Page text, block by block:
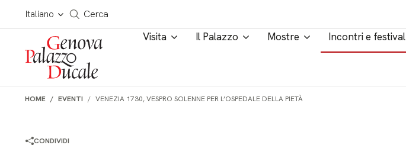
Salta al contenuto
Italiano
Cerca in tutto il sito
Cerca
Visita Il Palazzo Mostre Incontri e festival
HOME EVENTI VENEZIA 1730, VESPRO SOLENNE PER L’OSPEDALE DELLA PIETÀ
CONDIVIDI